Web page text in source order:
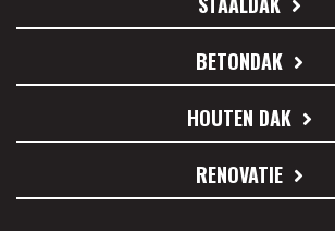
BETONDAK
HOUTEN DAK
RENOVATIE